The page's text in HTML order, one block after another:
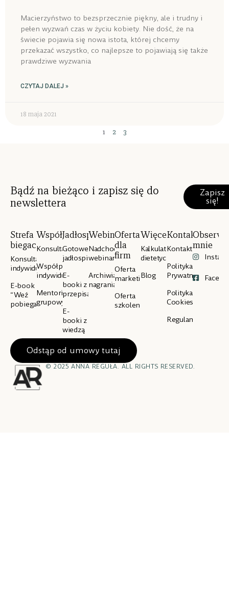
Macierzyństwo to bezsprzecznie piękny, ale i trudny i
pełen wyzwań czas w życiu kobiety. Nie dość, że na
świecie pojawia się nowa istota, której chcemy
przekazać wszystko, co najlepsze to pojawiają się także
prawdziwe wyzwania
CZYTAJ DALEJ »
18 maja 2021
1 2 3
Bądź na bieżąco i zapisz się do
newslettera
Zapisz
się!
Strefa
biegacza
Konsultacje
indywidualne
E-book
“Weź
pobiegaj”
Współpraca
Konsultacje
Współpraca
indywidualna
Mentoring
grupowy
Jadłospisy
Gotowe
jadłospisy
E-
booki z
przepisami
E-
booki z
wiedzą
Webinary
Nadchodzące
webinary
Archiwialne
nagrania
Oferta
dla
firm
Oferta
marketingowa
Oferta
szkoleniowa
Więcej
Kalkulator
dietetyczny
Blog
Kontakt
Kontakt
Polityka
Prywatności
Polityka
Cookies
Regulamin
mnie
Odstąp od umowy tutaj
© 2025 ANNA REGUŁA. ALL RIGHTS RESERVED.